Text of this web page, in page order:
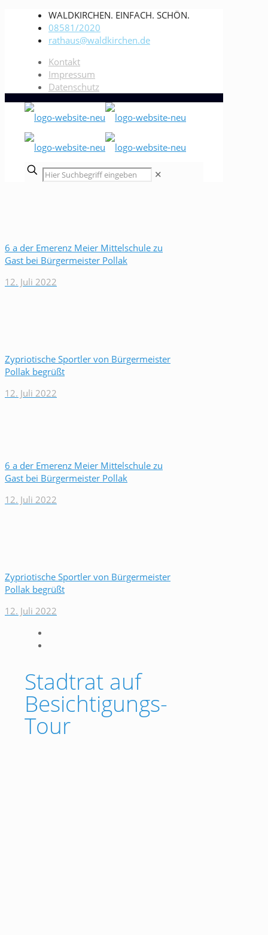
WALDKIRCHEN. EINFACH. SCHÖN.
08581/2020
rathaus@waldkirchen.de
Kontakt
Impressum
Datenschutz
✕
6 a der Emerenz Meier Mittelschule zu
Gast bei Bürgermeister Pollak
12. Juli 2022
Zypriotische Sportler von Bürgermeister
Pollak begrüßt
12. Juli 2022
6 a der Emerenz Meier Mittelschule zu
Gast bei Bürgermeister Pollak
12. Juli 2022
Zypriotische Sportler von Bürgermeister
Pollak begrüßt
12. Juli 2022
Stadtrat auf
Besichtigungs-
Tour